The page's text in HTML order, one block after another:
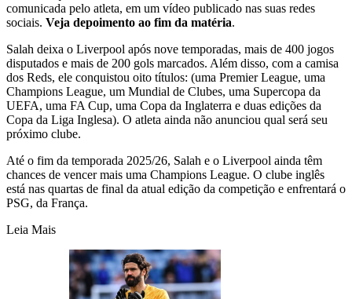
comunicada pelo atleta, em um vídeo publicado nas suas redes
sociais. Veja depoimento ao fim da matéria.
Salah deixa o Liverpool após nove temporadas, mais de 400 jogos
disputados e mais de 200 gols marcados. Além disso, com a camisa
dos Reds, ele conquistou oito títulos: (uma Premier League, uma
Champions League, um Mundial de Clubes, uma Supercopa da
UEFA, uma FA Cup, uma Copa da Inglaterra e duas edições da
Copa da Liga Inglesa). O atleta ainda não anunciou qual será seu
próximo clube.
Até o fim da temporada 2025/26, Salah e o Liverpool ainda têm
chances de vencer mais uma Champions League. O clube inglês
está nas quartas de final da atual edição da competição e enfrentará o
PSG, da França.
Leia Mais